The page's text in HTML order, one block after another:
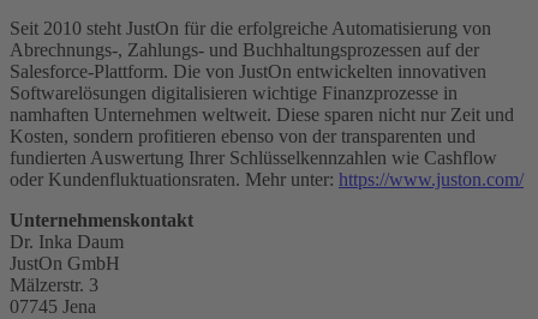
Seit 2010 steht JustOn für die erfolgreiche Automatisierung von
Abrechnungs-, Zahlungs- und Buchhaltungsprozessen auf der
Salesforce-Plattform. Die von JustOn entwickelten innovativen
Softwarelösungen digitalisieren wichtige Finanzprozesse in
namhaften Unternehmen weltweit. Diese sparen nicht nur Zeit und
Kosten, sondern profitieren ebenso von der transparenten und
fundierten Auswertung Ihrer Schlüsselkennzahlen wie Cashflow
oder Kundenfluktuationsraten. Mehr unter: https://www.juston.com/
Unternehmenskontakt
Dr. Inka Daum
JustOn GmbH
Mälzerstr. 3
07745 Jena